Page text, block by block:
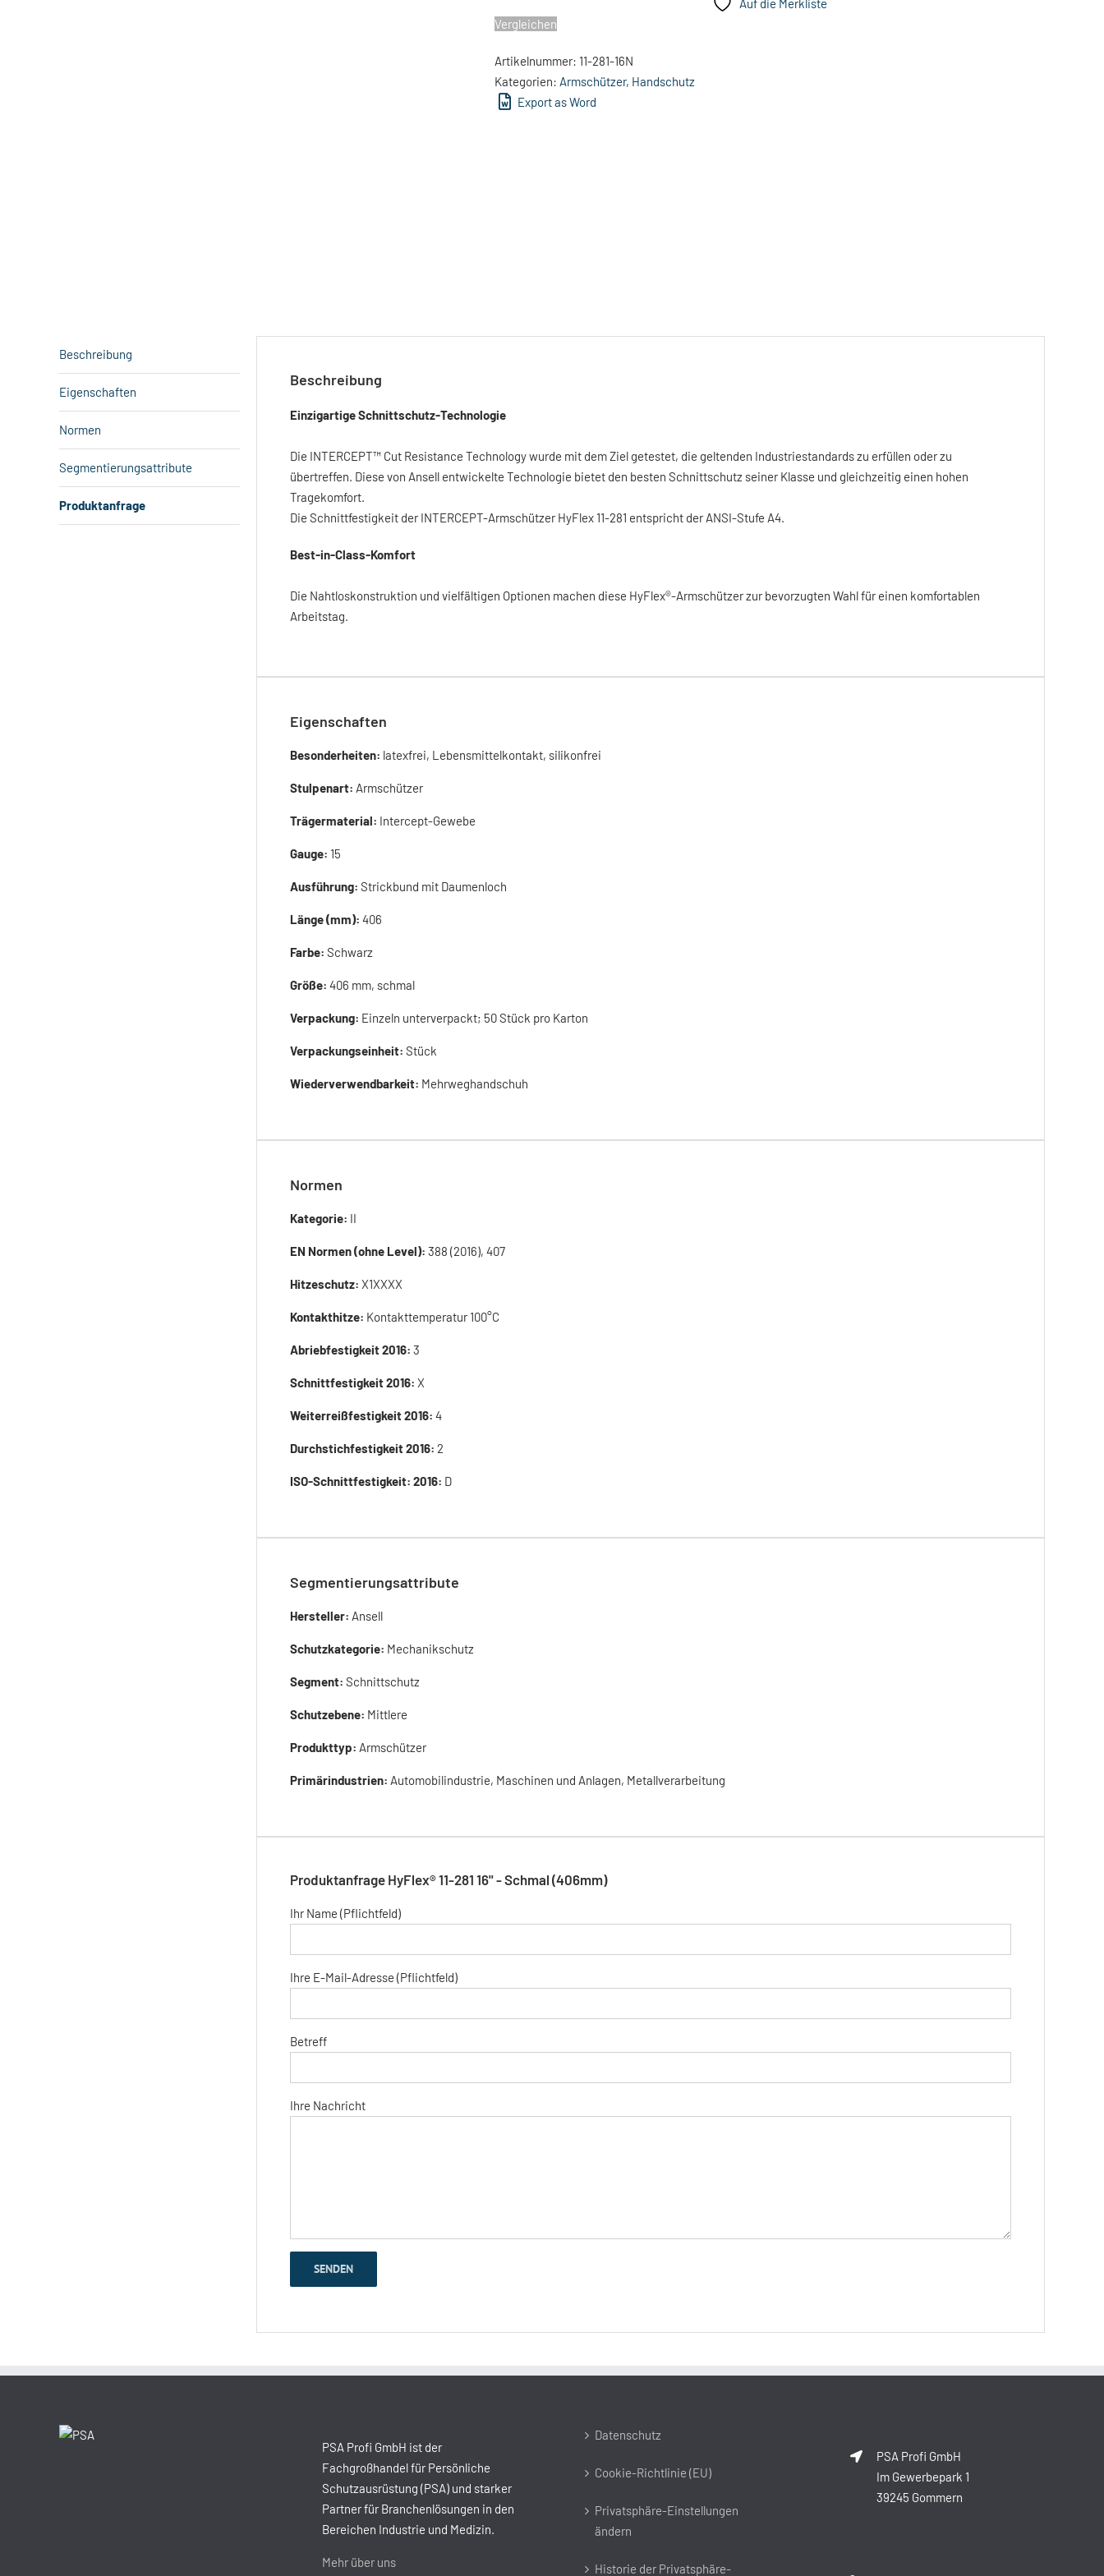
Auf die Merkliste
Vergleichen
Artikelnummer: 11-281-16N
Kategorien: Armschützer, Handschutz
Export as Word
Beschreibung
Eigenschaften
Normen
Segmentierungsattribute
Produktanfrage
Beschreibung
Einzigartige Schnittschutz-Technologie
Die INTERCEPT™ Cut Resistance Technology wurde mit dem Ziel getestet, die geltenden Industriestandards zu erfüllen oder zu
übertreffen. Diese von Ansell entwickelte Technologie bietet den besten Schnittschutz seiner Klasse und gleichzeitig einen hohen
Tragekomfort.
Die Schnittfestigkeit der INTERCEPT-Armschützer HyFlex 11-281 entspricht der ANSI-Stufe A4.
Best-in-Class-Komfort
Die Nahtloskonstruktion und vielfältigen Optionen machen diese HyFlex®-Armschützer zur bevorzugten Wahl für einen komfortablen
Arbeitstag.
Eigenschaften
Besonderheiten: latexfrei, Lebensmittelkontakt, silikonfrei
Stulpenart: Armschützer
Trägermaterial: Intercept-Gewebe
Gauge: 15
Ausführung: Strickbund mit Daumenloch
Länge (mm): 406
Farbe: Schwarz
Größe: 406 mm, schmal
Verpackung: Einzeln unterverpackt; 50 Stück pro Karton
Verpackungseinheit: Stück
Wiederverwendbarkeit: Mehrweghandschuh
Normen
Kategorie: II
EN Normen (ohne Level): 388 (2016), 407
Hitzeschutz: X1XXXX
Kontakthitze: Kontakttemperatur 100°C
Abriebfestigkeit 2016: 3
Schnittfestigkeit 2016: X
Weiterreißfestigkeit 2016: 4
Durchstichfestigkeit 2016: 2
ISO-Schnittfestigkeit: 2016: D
Segmentierungsattribute
Hersteller: Ansell
Schutzkategorie: Mechanikschutz
Segment: Schnittschutz
Schutzebene: Mittlere
Produkttyp: Armschützer
Primärindustrien: Automobilindustrie, Maschinen und Anlagen, Metallverarbeitung
Produktanfrage HyFlex® 11-281 16" - Schmal (406mm)
Ihr Name (Pflichtfeld)
Ihre E-Mail-Adresse (Pflichtfeld)
Betreff
Ihre Nachricht
PSA Profi GmbH ist der
Fachgroßhandel für Persönliche
Schutzausrüstung (PSA) und starker
Partner für Branchenlösungen in den
Bereichen Industrie und Medizin.
Mehr über uns
Datenschutz
Cookie-Richtlinie (EU)
Privatsphäre-Einstellungen
ändern
Historie der Privatsphäre-
PSA Profi GmbH
Im Gewerbepark 1
39245 Gommern